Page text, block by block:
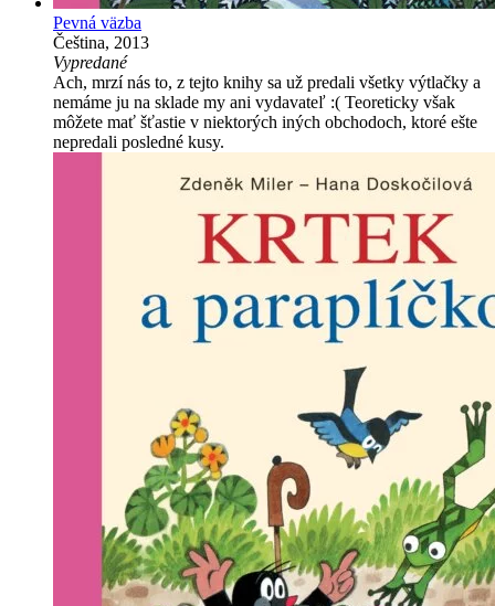
Pevná väzba
Čeština, 2013
Vypredané
Ach, mrzí nás to, z tejto knihy sa už predali všetky výtlačky a
nemáme ju na sklade my ani vydavateľ :( Teoreticky však
môžete mať šťastie v niektorých iných obchodoch, ktoré ešte
nepredali posledné kusy.